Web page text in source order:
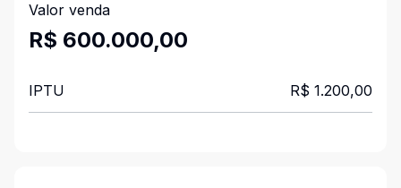
Valor venda
R$ 600.000,00
IPTU R$ 1.200,00